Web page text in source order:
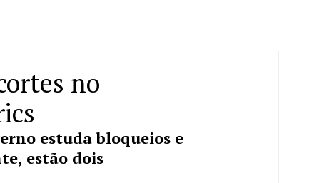
no
estuda bloqueios e
estão dois